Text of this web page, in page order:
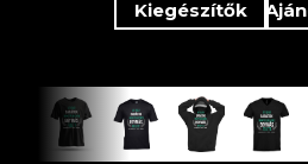
Kiegészítők